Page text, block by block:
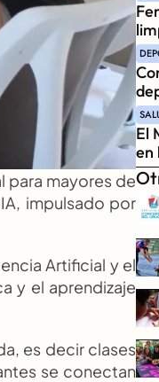
para mayores de
impulsado por
Artificial y el
y el aprendizaje
es decir clases
se conectan
El
en